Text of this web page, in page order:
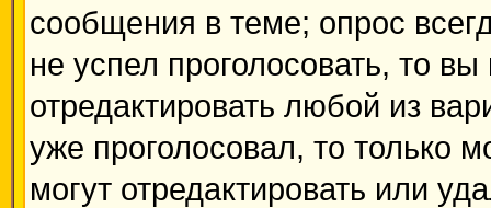
сообщения в теме; опрос
не успел проголосовать, то
отредактировать любой из
уже проголосовал, то только
могут отредактировать или